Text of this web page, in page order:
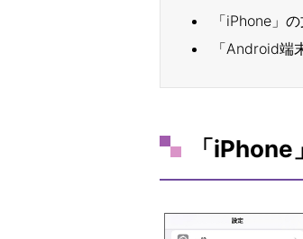
「iPhone」
「Android端
「